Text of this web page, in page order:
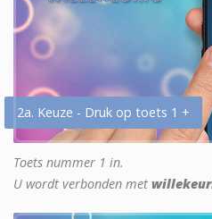
2a. Keuze - Druk op toets 1 +
Toets nummer 1 in.
U wordt verbonden met